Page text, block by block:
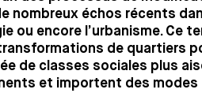
nombreux échos récents
ou encore l’urbanisme. Ce
transformations de quartiers
de classes sociales plus
et importent des modes